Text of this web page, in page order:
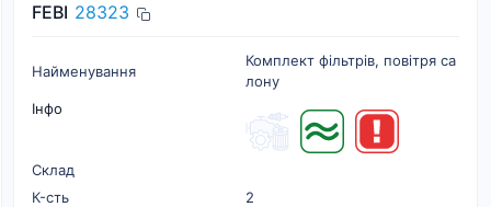
FEBI 28323
Найменування
Комплект фільтрів, повітря са
лону
Інфо
Склад
К-cть
2